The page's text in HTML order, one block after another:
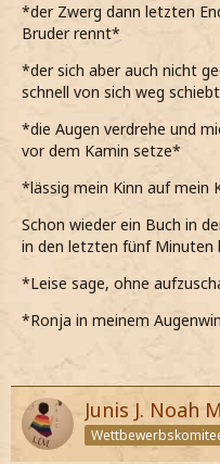
*der Zwerg dann letzten
Bruder rennt*
*der sich aber auch nicht
schnell von sich weg
*die Augen verdrehe und
vor dem Kamin setze*
*lässig mein Kinn auf mein
Schon wieder ein Buch in
in den letzten fünf Minuten
*Leise sage, ohne
*Ronja in meinem
Junis J. Noah